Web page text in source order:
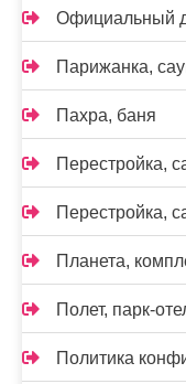
Официальный
Парижанка,
Пахра, баня
Перестройка,
Перестройка,
Планета,
Полет, парк-
Политика